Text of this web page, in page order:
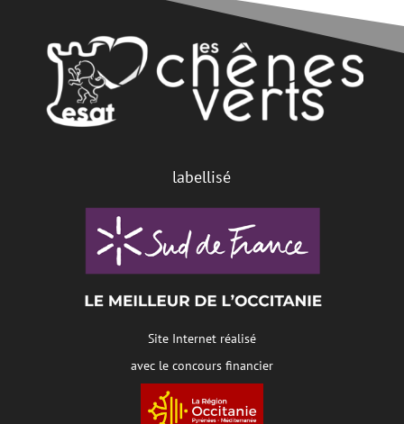
labellisé
Site Internet réalisé
avec le concours financier